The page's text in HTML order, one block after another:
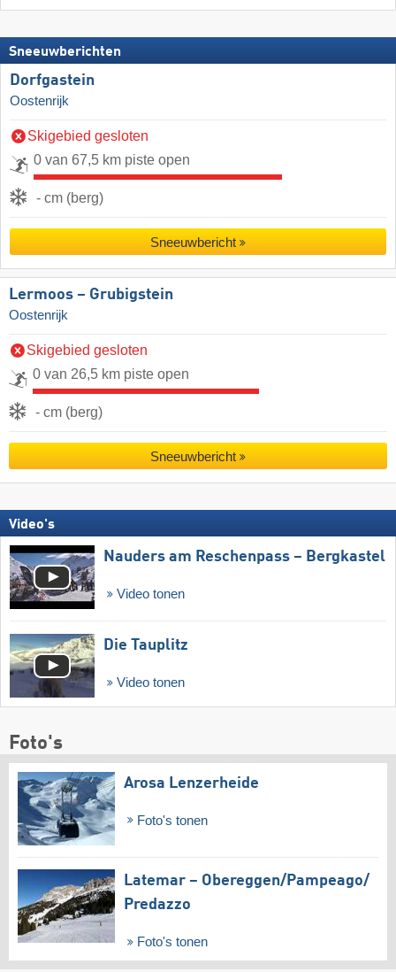
Sneeuwberichten
Dorfgastein
Oostenrijk
Skigebied gesloten
0 van 67,5 km piste open
- cm (berg)
Sneeuwbericht
Lermoos – Grubigstein
Oostenrijk
Skigebied gesloten
0 van 26,5 km piste open
- cm (berg)
Sneeuwbericht
Video's
Nauders am Reschenpass – Bergkastel
Video tonen
Die Tauplitz
Video tonen
Foto's
Arosa Lenzerheide
Foto's tonen
Latemar – Obereggen/​Pampeago/​
Predazzo
Foto's tonen